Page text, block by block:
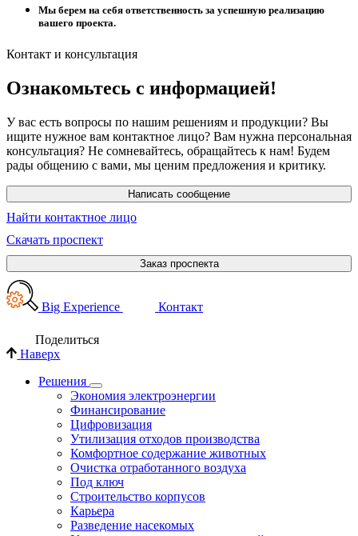
Мы берем на себя ответственность за успешную реализацию
вашего проекта.
Контакт и консультация
Ознакомьтесь с информацией!
У вас есть вопросы по нашим решениям и продукции? Вы
ищите нужное вам контактное лицо? Вам нужна персональная
консультация? Не сомневайтесь, обращайтесь к нам! Будем
рады общению с вами, мы ценим предложения и критику.
Написать сообщение
Найти контактное лицо
Скачать проспект
Заказ проспекта
Big Experience Контакт
Поделиться
Наверх
Решения
Экономия электроэнергии
Финансирование
Цифровизация
Утилизация отходов производства
Комфортное содержание животных
Очистка отработанного воздуха
Под ключ
Строительство корпусов
Карьера
Разведение насекомых